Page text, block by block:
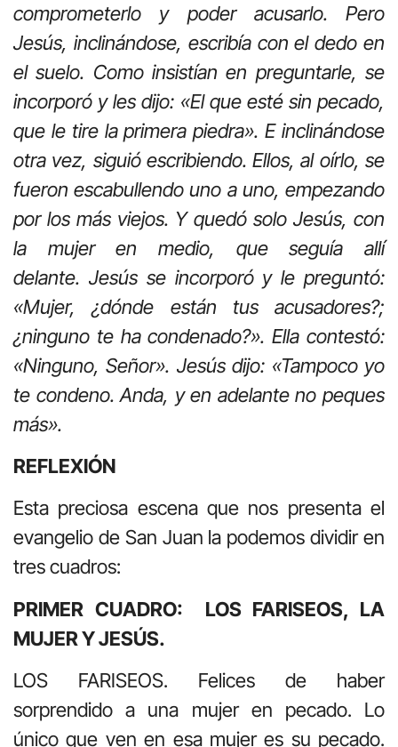
comprometerlo y poder acusarlo. Pero
Jesús, inclinándose, escribía con el dedo en
el suelo. Como insistían en preguntarle, se
incorporó y les dijo: «El que esté sin pecado,
que le tire la primera piedra». E inclinándose
otra vez, siguió escribiendo. Ellos, al oírlo, se
fueron escabullendo uno a uno, empezando
por los más viejos. Y quedó solo Jesús, con
la mujer en medio, que seguía allí
delante. Jesús se incorporó y le preguntó:
«Mujer, ¿dónde están tus acusadores?;
¿ninguno te ha condenado?». Ella contestó:
«Ninguno, Señor». Jesús dijo: «Tampoco yo
te condeno. Anda, y en adelante no peques
más».
REFLEXIÓN
Esta preciosa escena que nos presenta el
evangelio de San Juan la podemos dividir en
tres cuadros:
PRIMER CUADRO: LOS FARISEOS, LA
MUJER Y JESÚS.
LOS FARISEOS. Felices de haber
sorprendido a una mujer en pecado. Lo
único que ven en esa mujer es su pecado.